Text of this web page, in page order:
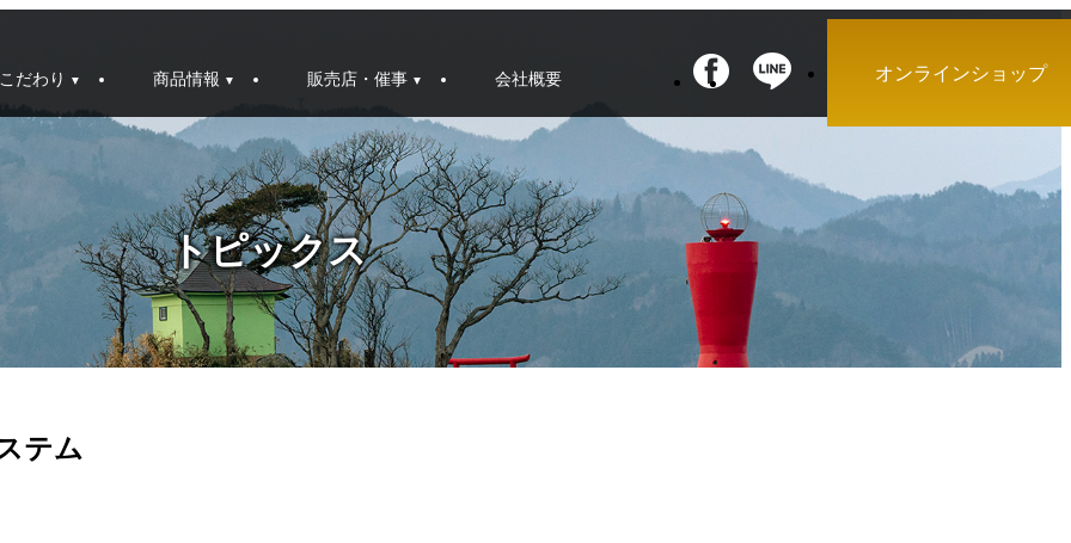
こだわり 商品情報 販売店・催事 会社概要 オンラインショップ
トピックス
テム